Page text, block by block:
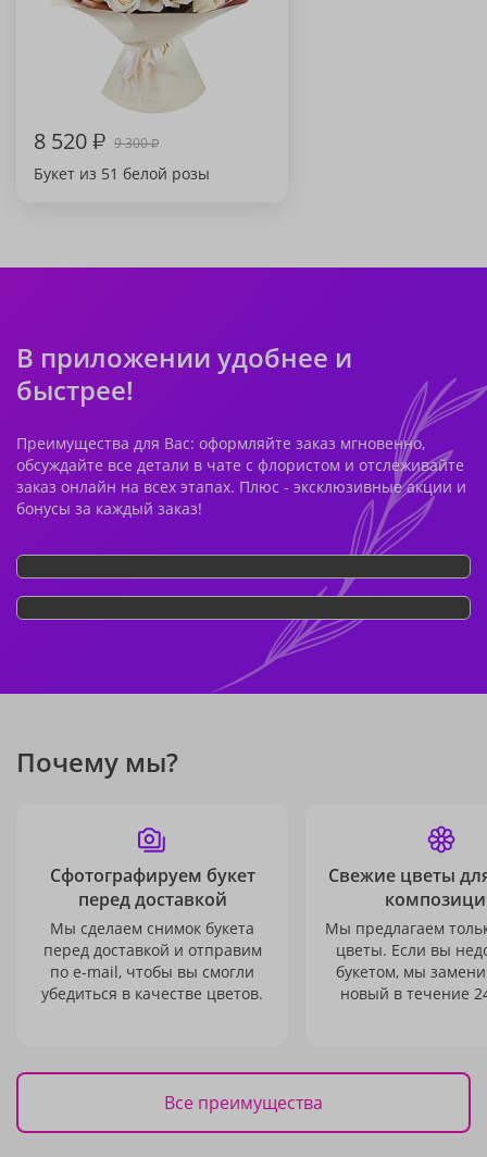
8 520₽ 9 300₽
Букет из 51 белой розы
В приложении удобнее и
быстрее!
Преимущества для Вас: оформляйте заказ мгновенно,
обсуждайте все детали в чате с флористом и отслеживайте
заказ онлайн на всех этапах. Плюс - эксклюзивные акции и
бонусы за каждый заказ!
Почему мы?
Сфотографируем букет
перед доставкой
Мы сделаем снимок букета
перед доставкой и отправим
по e-mail, чтобы вы смогли
убедиться в качестве цветов.
Свежие цветы
Мы предлагаем
цветы. Если вы
букетом, мы
новый в течение
Все преимущества